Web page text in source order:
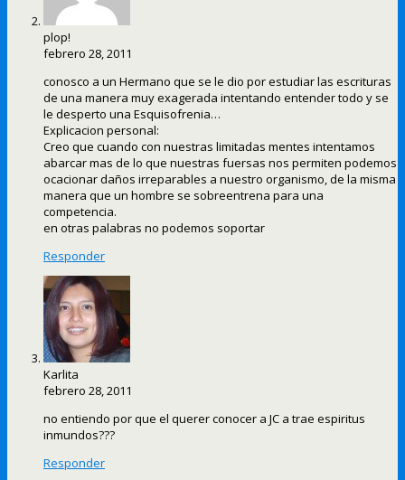
plop!
febrero 28, 2011
conosco a un Hermano que se le dio por estudiar las escrituras
de una manera muy exagerada intentando entender todo y se
le desperto una Esquisofrenia…
Explicacion personal:
Creo que cuando con nuestras limitadas mentes intentamos
abarcar mas de lo que nuestras fuersas nos permiten podemos
ocacionar daños irreparables a nuestro organismo, de la misma
manera que un hombre se sobreentrena para una
competencia.
en otras palabras no podemos soportar
Responder
Karlita
febrero 28, 2011
no entiendo por que el querer conocer a JC a trae espiritus
inmundos???
Responder